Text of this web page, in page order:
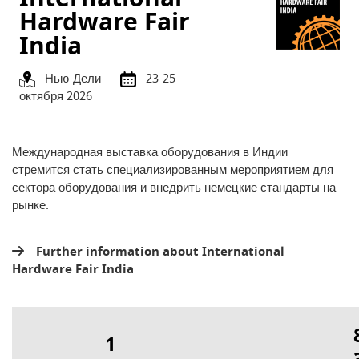
Hardware Fair
India
Нью-Дели
23-25
октября 2026
Международная выставка оборудования в Индии
стремится стать специализированным мероприятием для
сектора оборудования и внедрить немецкие стандарты на
рынке.
Further information about International
Hardware Fair India
1